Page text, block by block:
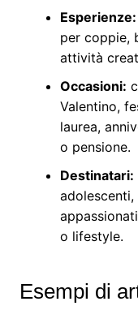
Esperienze:
per coppie,
attività
Occasioni:
Valentino,
laurea,
o pensione.
Destinatari:
o lifestyle.
Esempi di